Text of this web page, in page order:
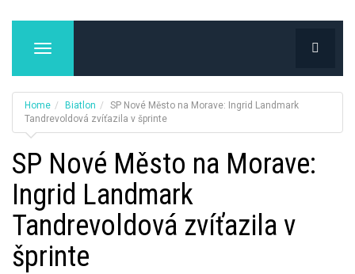
T
g
l
e
v
i
g
t
Home Biatlon
SP Nové Město na Morave: Ingrid Landmark
Tandrevoldová zvíťazila v šprinte
SP Nové Město na Morave:
Ingrid Landmark
Tandrevoldová zvíťazila v
šprinte